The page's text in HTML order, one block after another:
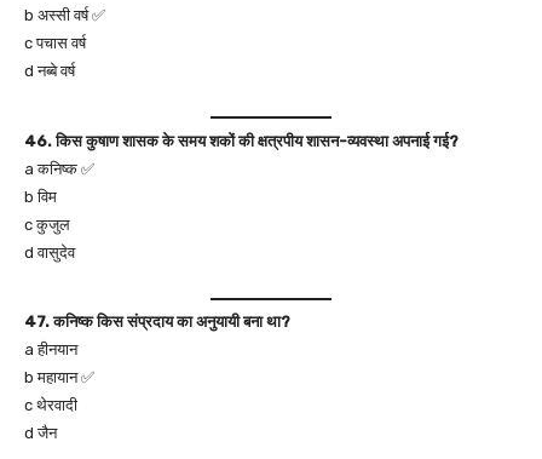
b अस्सी वर्ष ✅
c पचास वर्ष
d नब्बे वर्ष
46. किस कुषाण शासक के समय शकों की क्षत्रपीय शासन-व्यवस्था अपनाई गई?
a कनिष्क ✅
b विम
c कुजुल
d वासुदेव
47. कनिष्क किस संप्रदाय का अनुयायी बना था?
a हीनयान
b महायान ✅
c थेरवादी
d जैन